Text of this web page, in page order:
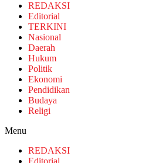
REDAKSI
Editorial
TERKINI
Nasional
Daerah
Hukum
Politik
Ekonomi
Pendidikan
Budaya
Religi
Menu
REDAKSI
Editorial